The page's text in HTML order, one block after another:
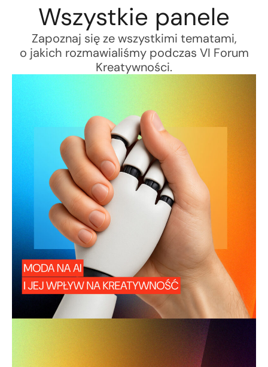
Wszystkie panele
Zapoznaj się ze wszystkimi tematami,
o jakich rozmawialiśmy podczas VI Forum
Kreatywności.